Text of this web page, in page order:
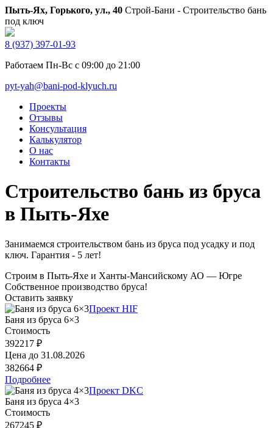
Пыть-Ях, Горького, ул., 40 Строй-Бани - Строительство бань
под ключ
8 (937) 397-01-93
Работаем Пн-Вс с 09:00 до 21:00
pyt-yah@bani-pod-klyuch.ru
Проекты
Отзывы
Консультация
Калькулятор
О нас
Контакты
Строительство бань из бруса
в Пыть-Яхе
Занимаемся строительством бань из бруса под усадку и под
ключ. Гарантия - 5 лет!
Строим в Пыть-Яхе и Ханты-Мансийскому АО — Югре
Собственное производство бруса!
Оставить заявку
Проект HIF
Баня из бруса 6×3
Стоимость
392217 ₽
Цена до 31.08.2026
382664 ₽
Подробнее
Проект DKC
Баня из бруса 4×3
Стоимость
267245 ₽